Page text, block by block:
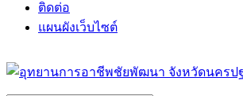
ติดต่อ
แผนผังเว็บไซต์